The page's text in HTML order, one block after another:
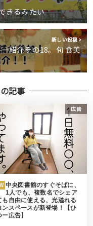
きるみたい
新しい投稿
紹介その18。旬 食美
記事
広告
中央図書館のすぐそばに、
1人でも、複数名でシェア
も自由に使える、光溢れる
ンスペースが新登場！【ひ
ー広告】